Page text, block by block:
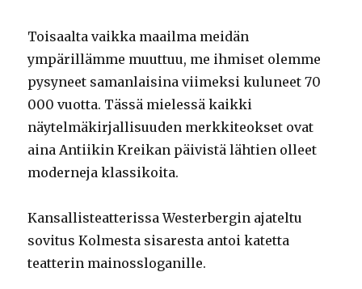
Toisaalta vaikka maailma meidän
ympärillämme muuttuu, me ihmiset olemme
pysyneet samanlaisina viimeksi kuluneet 70
000 vuotta. Tässä mielessä kaikki
näytelmäkirjallisuuden merkkiteokset ovat
aina Antiikin Kreikan päivistä lähtien olleet
moderneja klassikoita.
Kansallisteatterissa Westerbergin ajateltu
sovitus Kolmesta sisaresta antoi katetta
teatterin mainossloganille.